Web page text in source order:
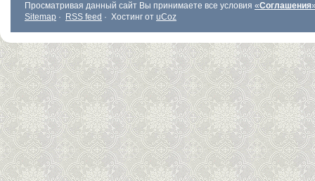
Просматривая данный сайт Вы принимаете все условия «Соглашения
Sitemap · RSS feed · Хостинг от uCoz